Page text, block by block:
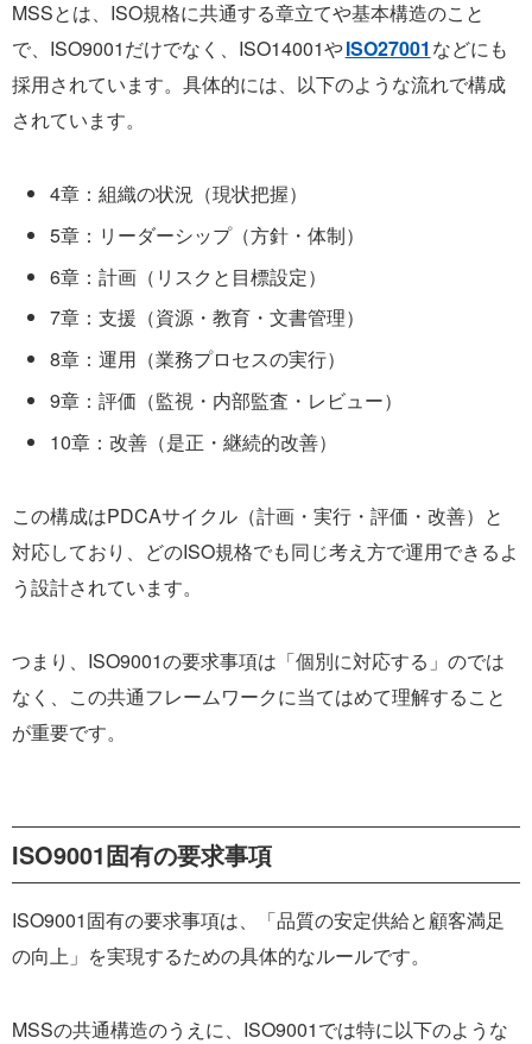
MSSとは、ISO規格に共通する章立てや基本構造のこと
で、ISO9001だけでなく、ISO14001やISO27001 などにも
採用されています。具体的には、以下のような流れで構成
されています。
4章：組織の状況（現状把握）
5章：リーダーシップ（方針・体制）
6章：計画（リスクと目標設定）
7章：支援（資源・教育・文書管理）
8章：運用（業務プロセスの実行）
9章：評価（監視・内部監査・レビュー）
10章：改善（是正・継続的改善）
この構成はPDCAサイクル（計画・実行・評価・改善）と
対応しており、どのISO規格でも同じ考え方で運用できるよ
う設計されています。
つまり、ISO9001の要求事項は「個別に対応する」のでは
なく、この共通フレームワークに当てはめて理解すること
が重要です。
ISO9001固有の要求事項
ISO9001固有の要求事項は、「品質の安定供給と顧客満足
の向上」を実現するための具体的なルールです。
MSSの共通構造のうえに、ISO9001では特に以下のような